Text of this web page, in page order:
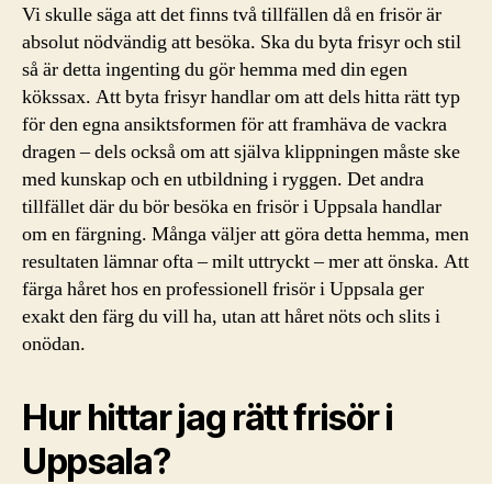
Vi skulle säga att det finns två tillfällen då en frisör är
absolut nödvändig att besöka. Ska du byta frisyr och stil
så är detta ingenting du gör hemma med din egen
kökssax. Att byta frisyr handlar om att dels hitta rätt typ
för den egna ansiktsformen för att framhäva de vackra
dragen – dels också om att själva klippningen måste ske
med kunskap och en utbildning i ryggen. Det andra
tillfället där du bör besöka en frisör i Uppsala handlar
om en färgning. Många väljer att göra detta hemma, men
resultaten lämnar ofta – milt uttryckt – mer att önska. Att
färga håret hos en professionell frisör i Uppsala ger
exakt den färg du vill ha, utan att håret nöts och slits i
onödan.
Hur hittar jag rätt frisör i
Uppsala?